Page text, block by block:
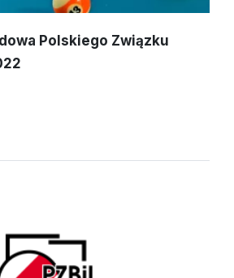
Polskiego Związku